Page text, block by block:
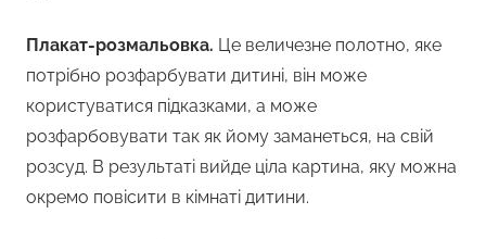
Плакат-розмальовка. Це величезне полотно, яке
потрібно розфарбувати дитині, він може
користуватися підказками, а може
розфарбовувати так як йому заманеться, на свій
розсуд. В результаті вийде ціла картина, яку можна
окремо повісити в кімнаті дитини.